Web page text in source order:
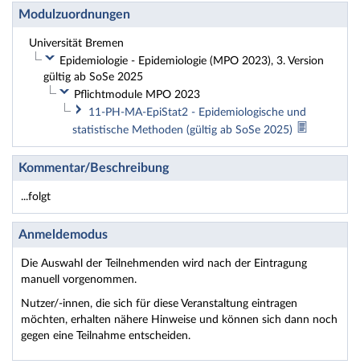
Modulzuordnungen
Universität Bremen
Epidemiologie - Epidemiologie (MPO 2023), 3. Version
gültig ab SoSe 2025
Pflichtmodule MPO 2023
11-PH-MA-EpiStat2 - Epidemiologische und
statistische Methoden (gültig ab SoSe 2025)
Kommentar/Beschreibung
...folgt
Anmeldemodus
Die Auswahl der Teilnehmenden wird nach der Eintragung
manuell vorgenommen.
Nutzer/-innen, die sich für diese Veranstaltung eintragen
möchten, erhalten nähere Hinweise und können sich dann noch
gegen eine Teilnahme entscheiden.